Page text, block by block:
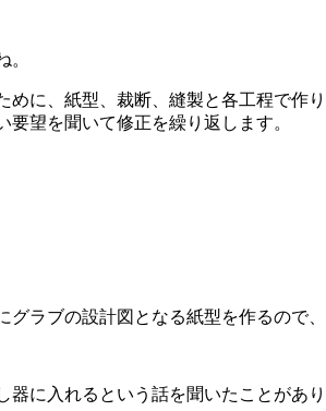
に、紙型、裁断、縫製と各工程で
望を聞いて修正を繰り返します。
ラブの設計図となる紙型を作るので
に入れるという話を聞いたことがあり